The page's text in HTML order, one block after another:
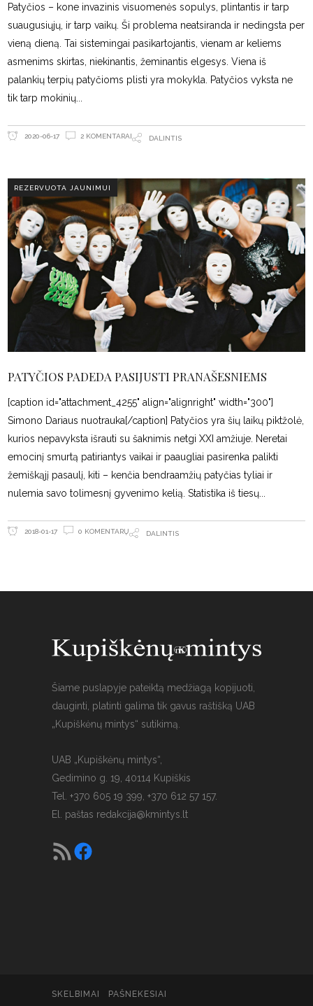
Patyčios – kone invazinis visuomenės sopulys, plintantis ir tarp
suaugusiųjų, ir tarp vaikų. Ši problema neatsiranda ir nedingsta per
vieną dieną. Tai sistemingai pasikartojantis, vienam ar keliems
asmenims skirtas, niekinantis, žeminantis elgesys. Viena iš
palankių terpių patyčioms plisti yra mokykla. Patyčios vyksta ne
tik tarp mokinių
2020-06-17 2 KOMENTARAI DALINTIS
REZERVUOTA JAUNIMUI
PATYČIOS PADEDA PASIJUSTI PRANAŠESNIEMS
[caption id="attachment_4255" align="alignright" width="300"]
Simono Dariaus nuotrauka[/caption] Patyčios yra šių laikų piktžolė,
kurios nepavyksta išrauti su šaknimis netgi XXI amžiuje. Neretai
emocinį smurtą patiriantys vaikai ir paaugliai pasirenka palikti
žemiškąjį pasaulį, kiti – kenčia bendraamžių patyčias tyliai ir
nulemia savo tolimesnį gyvenimo kelią. Statistika iš tiesų
2018-01-17 0 KOMENTARŲ DALINTIS
Šiame puslapyje pateiktą medžiagą kopijuoti,
dauginti, platinti galima tik gavus raštišką UAB
„Kupiškėnų mintys“ sutikimą.
UAB „Kupiškėnų mintys“,
Gedimino g. 19, 40114 Kupiškis
Tel. +370 605 19 399, +370 612 57 157.
El. paštas redakcija@kmintys.lt
SKELBIMAI PAŠNEKESIAI